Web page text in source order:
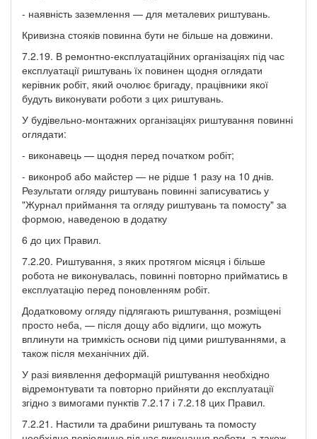
- наявність заземлення — для металевих риштувань.
Кривизна стояків повинна бути не більше на довжини.
7.2.19. В ремонтно-експлуатаційних організаціях під час
експлуатації риштувань їх повинен щодня оглядати
керівник робіт, який очолює бригаду, працівники якої
будуть виконувати роботи з цих риштувань.
У будівельно-монтажних організаціях риштування повинні
оглядати:
- виконавець — щодня перед початком робіт;
- виконроб або майстер — не рідше 1 разу на 10 днів.
Результати огляду риштувань повинні записуватись у
"Журнал приймання та огляду риштувань та помосту" за
формою, наведеною в додатку
6 до цих Правил.
7.2.20. Риштування, з яких протягом місяця і більше
робота не виконувалась, повинні повторно прийматись в
експлуатацію перед поновленням робіт.
Додатковому огляду підлягають риштування, розміщені
просто неба, — після дощу або відлиги, що можуть
вплинути на тримкість основи під цими риштуваннями, а
також після механічних дій.
У разі виявлення деформацій риштування необхідно
відремонтувати та повторно прийняти до експлуатації
згідно з вимогами пунктів 7.2.17 і 7.2.18 цих Правил.
7.2.21. Настили та драбини риштувань та помосту